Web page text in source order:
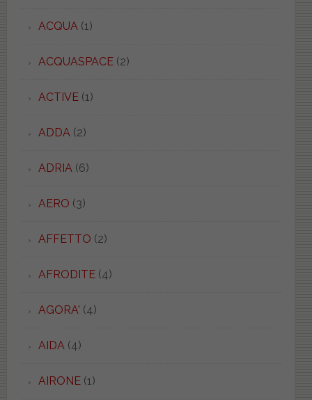
ACQUA(1)
ACQUASPACE(2)
ACTIVE(1)
ADDA(2)
ADRIA(6)
AERO (3)
AFFETTO (2)
AFRODITE(4)
AGORA' (4)
AIDA(4)
AIRONE(1)